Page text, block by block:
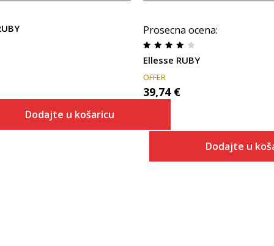
Dodajte u košaricu
Prosecna ocena:
Ellesse RUBY
OFFER
39,74 €
Dodajte u